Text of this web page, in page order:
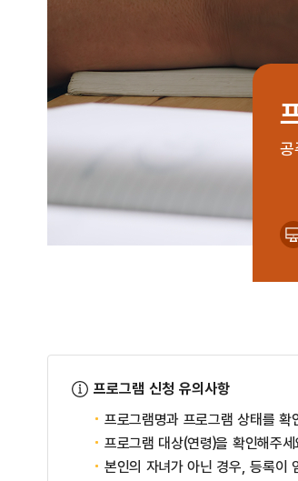
공
프로그램 신청 유의사항
프로그램명과 프로그램 상태를 확
프로그램 대상(연령)을 확인해주
본인의 자녀가 아닌 경우, 등록이